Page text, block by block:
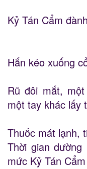
Kỷ Tán Cẩm
Hắn kéo xuống
Rũ đôi mắt,
một tay khác lấy
Thuốc mát lạnh,
Thời gian
mức Kỷ Tán